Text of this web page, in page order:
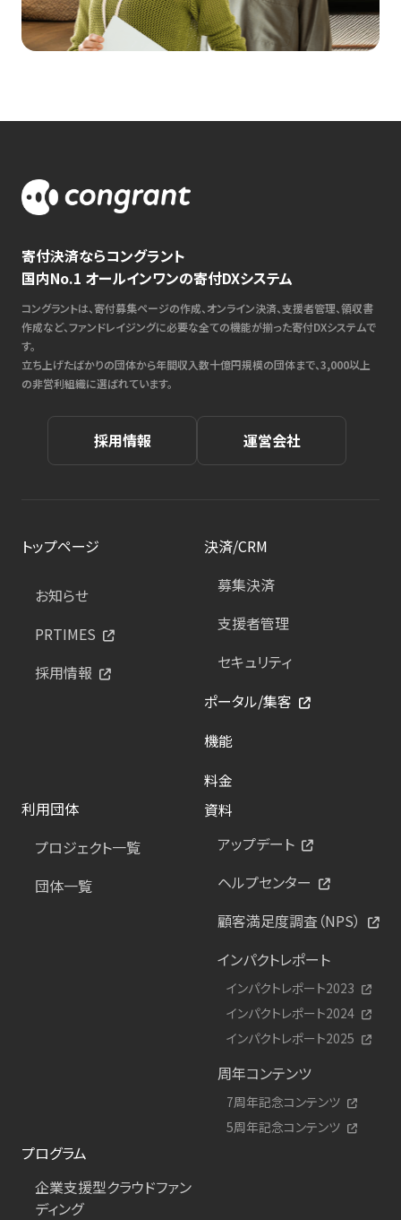
寄付決済ならコングラント
国内No.1 オールインワンの寄付DXシステム
コングラントは、寄付募集ページの作成、オンライン決済、支援者管理、領収書
作成など、ファンドレイジングに必要な全ての機能が揃った寄付DXシステムで
す。
立ち上げたばかりの団体から年間収入数十億円規模の団体まで、3,000以上
の非営利組織に選ばれています。
採用情報 運営会社
トップページ
お知らせ
PRTIMES
採用情報
決済/CRM
募集決済
支援者管理
セキュリティ
ポータル/集客
機能
料金
利用団体
プロジェクト一覧
団体一覧
資料
アップデート
ヘルプセンター
顧客満足度調査（NPS）
インパクトレポート
インパクトレポート2023
インパクトレポート2024
インパクトレポート2025
周年コンテンツ
7周年記念コンテンツ
5周年記念コンテンツ
プログラム
企業支援型クラウドファン
ディング